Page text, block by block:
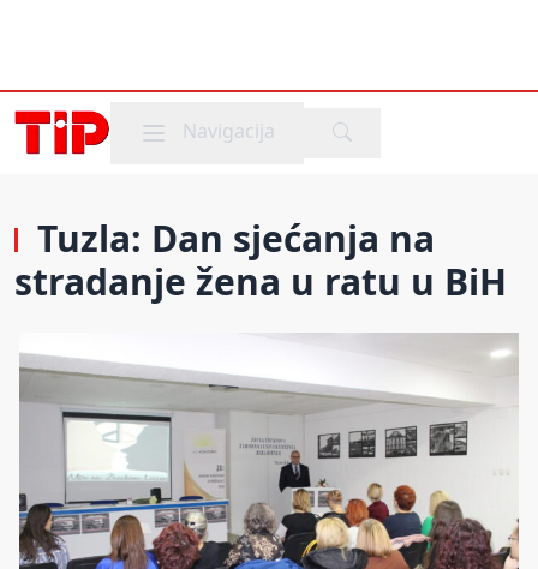
Mobile menu
Navigacija
Tuzla: Dan sjećanja na
stradanje žena u ratu u BiH